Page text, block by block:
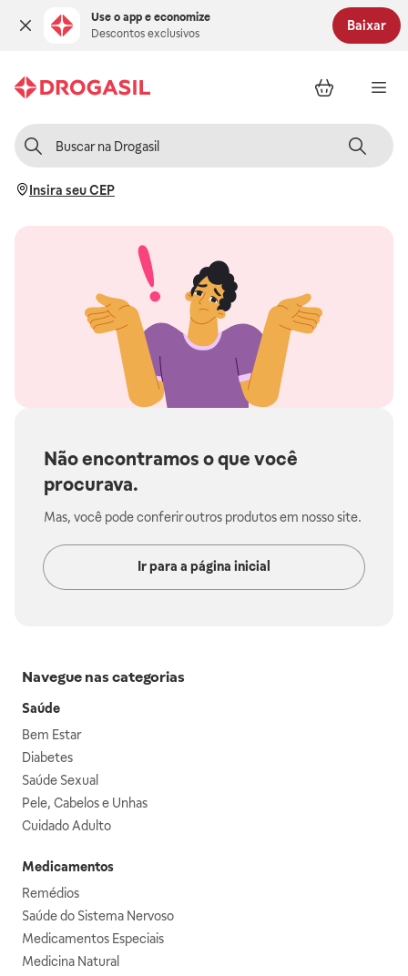
Use o app e economize
Descontos exclusivos
Baixar
Insira seu CEP
Não encontramos o que você
procurava.
Mas, você pode conferir outros produtos em nosso site.
Ir para a página inicial
Navegue nas categorias
Saúde
Bem Estar
Diabetes
Saúde Sexual
Pele, Cabelos e Unhas
Cuidado Adulto
Medicamentos
Remédios
Saúde do Sistema Nervoso
Medicamentos Especiais
Medicina Natural